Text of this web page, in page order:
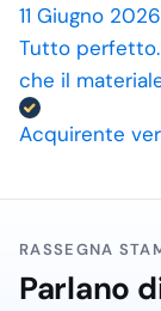
11 Giugno 2026
Tutto
che il
Acquirente
RASSEGNA
Parlano